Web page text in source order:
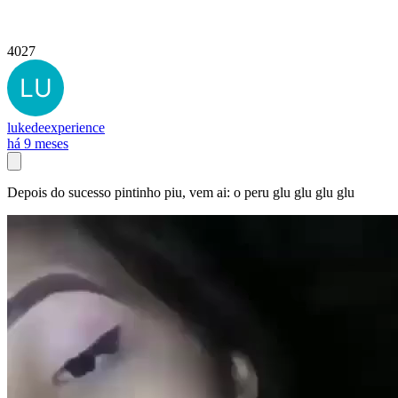
4027
lukedeexperience
há 9 meses
Depois do sucesso pintinho piu, vem ai: o peru glu glu glu glu